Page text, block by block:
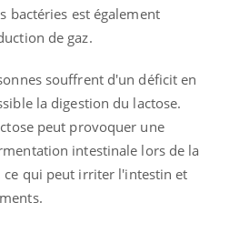
bactéries est également
de gaz.
souffrent d'un déficit en
la digestion du lactose.
peut provoquer une
intestinale lors de la
qui peut irriter l'intestin et